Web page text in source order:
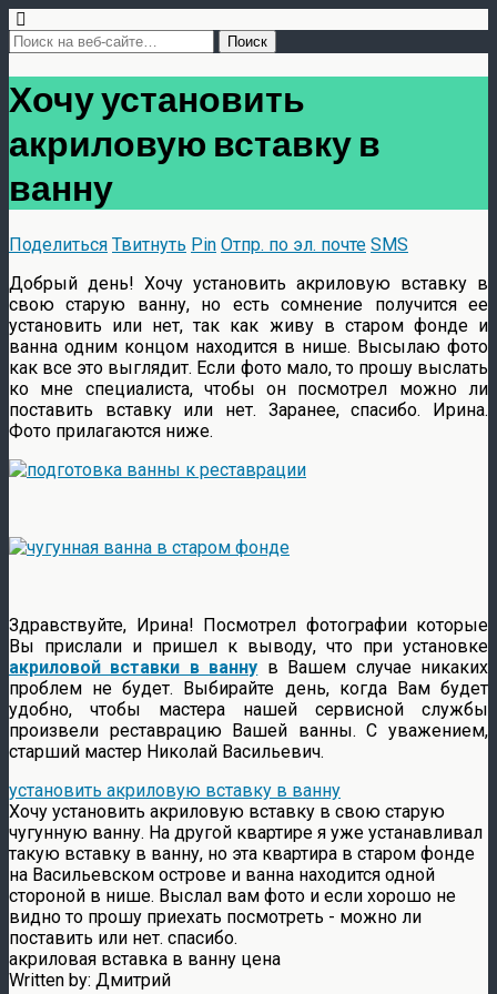
Хочу установить
акриловую вставку в
ванну
Поделиться Твитнуть Pin Отпр. по эл. почте SMS
Добрый день! Хочу установить акриловую вставку в
свою старую ванну, но есть сомнение получится ее
установить или нет, так как живу в старом фонде и
ванна одним концом находится в нише. Высылаю фото
как все это выглядит. Если фото мало, то прошу выслать
ко мне специалиста, чтобы он посмотрел можно ли
поставить вставку или нет. Заранее, спасибо. Ирина.
Фото прилагаются ниже.
Здравствуйте, Ирина! Посмотрел фотографии которые
Вы прислали и пришел к выводу, что при установке
акриловой вставки в ванну в Вашем случае никаких
проблем не будет. Выбирайте день, когда Вам будет
удобно, чтобы мастера нашей сервисной службы
произвели реставрацию Вашей ванны. С уважением,
старший мастер Николай Васильевич.
установить акриловую вставку в ванну
Хочу установить акриловую вставку в свою старую
чугунную ванну. На другой квартире я уже устанавливал
такую вставку в ванну, но эта квартира в старом фонде
на Васильевском острове и ванна находится одной
стороной в нише. Выслал вам фото и если хорошо не
видно то прошу приехать посмотреть - можно ли
поставить или нет. спасибо.
акриловая вставка в ванну цена
Written by: Дмитрий